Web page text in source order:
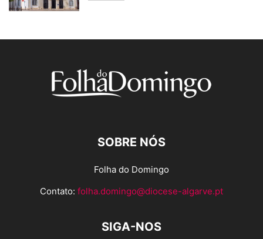
SOBRE NÓS
Folha do Domingo
Contato: folha.domingo@diocese-algarve.pt
SIGA-NOS